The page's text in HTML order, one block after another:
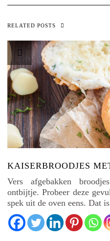
RELATED POSTS
KAISERBROODJES
Vers afgebakken
ontbijtje. Probeer deze
spek uit de oven eens. Dat